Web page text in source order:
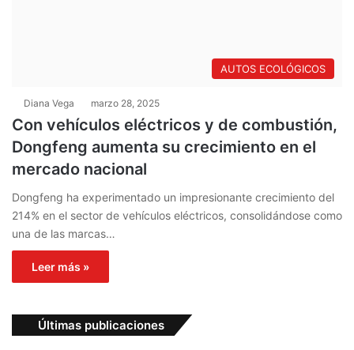
AUTOS ECOLÓGICOS
Diana Vega marzo 28, 2025
Con vehículos eléctricos y de combustión,
Dongfeng aumenta su crecimiento en el
mercado nacional
Dongfeng ha experimentado un impresionante crecimiento del
214% en el sector de vehículos eléctricos, consolidándose como
una de las marcas…
Leer más »
Últimas publicaciones